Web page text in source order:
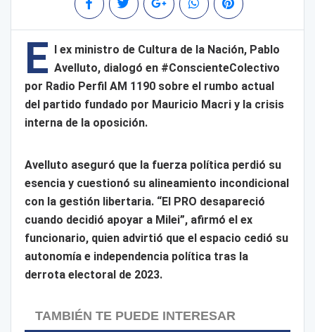
E l ex ministro de Cultura de la Nación, Pablo
Avelluto, dialogó en #ConscienteColectivo
por Radio Perfil AM 1190 sobre el rumbo actual
del partido fundado por Mauricio Macri y la crisis
interna de la oposición.
Avelluto aseguró que la fuerza política perdió su
esencia y cuestionó su alineamiento incondicional
con la gestión libertaria. “El PRO desapareció
cuando decidió apoyar a Milei”, afirmó el ex
funcionario, quien advirtió que el espacio cedió su
autonomía e independencia política tras la
derrota electoral de 2023.
TAMBIÉN TE PUEDE INTERESAR